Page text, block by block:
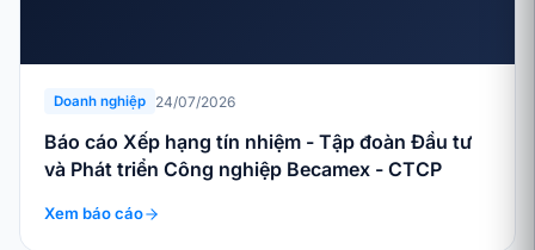
Doanh nghiệp 24/07/2026
Báo cáo Xếp hạng tín nhiệm - Tập đoàn Đầu tư
và Phát triển Công nghiệp Becamex - CTCP
Xem báo cáo